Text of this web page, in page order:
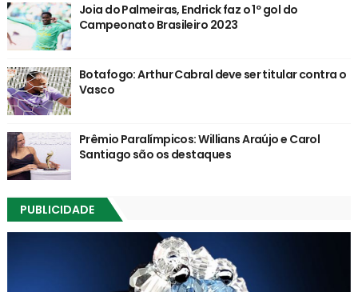
Joia do Palmeiras, Endrick faz o 1º gol do
Campeonato Brasileiro 2023
Botafogo: Arthur Cabral deve ser titular contra o
Vasco
Prêmio Paralímpicos: Willians Araújo e Carol
Santiago são os destaques
PUBLICIDADE